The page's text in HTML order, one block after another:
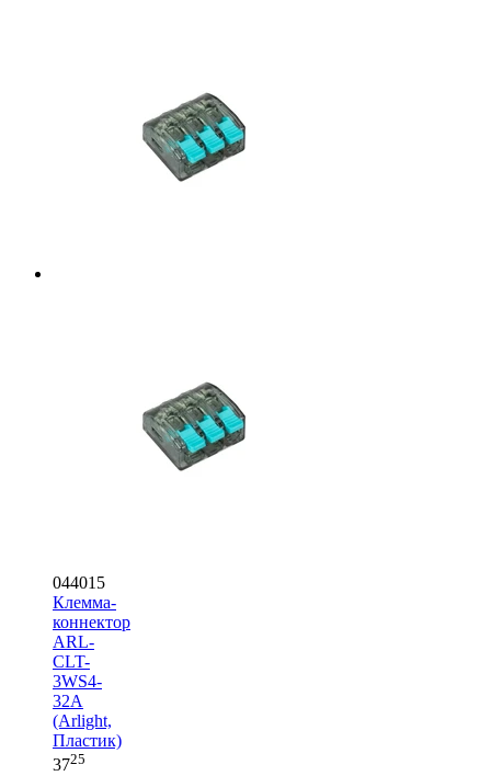
044015
Клемма-
коннектор
ARL-
CLT-
3WS4-
32A
(Arlight,
Пластик)
3725